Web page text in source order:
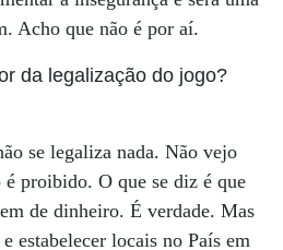
Acho que não é por aí.
da legalização do jogo?
se legaliza nada. Não vejo
proibido. O que se diz é que
de dinheiro. É verdade. Mas
estabelecer locais no País em